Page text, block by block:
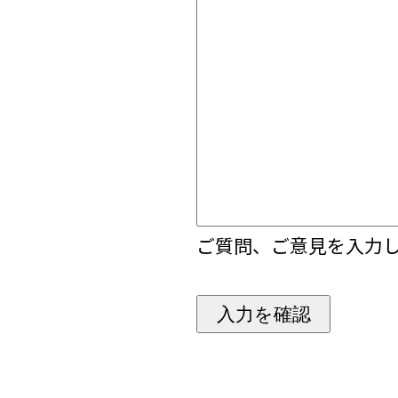
ご質問、ご意見を入力